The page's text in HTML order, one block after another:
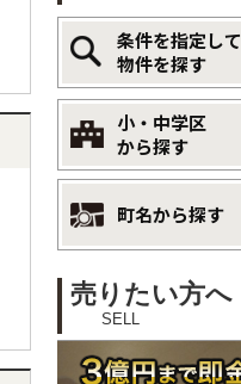
条件を指定して
物件を探す
小・中学区
から探す
町名から探す
売りたい方へ
SELL